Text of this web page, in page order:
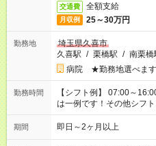
交通費 全額支給
月収例 25～30万円
勤務地
埼玉県久喜市
久喜駅 / 栗橋駅 / 南栗橋
病院 ★勤務地選べます
勤務時間
【シフト例】 07:00～16:00
は一例です！その他シフ
期間 即日～2ヶ月以上